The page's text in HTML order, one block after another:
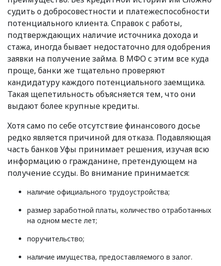
судить о добросовестности и платежеспособности
потенциального клиента. Справок с работы,
подтверждающих наличие источника дохода и
стажа, иногда бывает недостаточно для одобрения
заявки на получение займа. В МФО с этим все куда
проще, банки же тщательно проверяют
кандидатуру каждого потенциального заемщика.
Такая щепетильность объясняется тем, что они
выдают более крупные кредиты.
Хотя само по себе отсутствие финансового досье
редко является причиной для отказа. Подавляющая
часть банков Уфы принимает решения, изучая всю
информацию о гражданине, претендующем на
получение ссуды. Во внимание принимается:
наличие официального трудоустройства;
размер заработной платы, количество отработанных
на одном месте лет;
поручительство;
наличие имущества, предоставляемого в залог.